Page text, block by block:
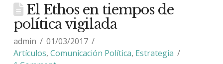
El Ethos en tiempos de
política vigilada
admin
01/03/2017
Artículos, Comunicación Política, Estrategia